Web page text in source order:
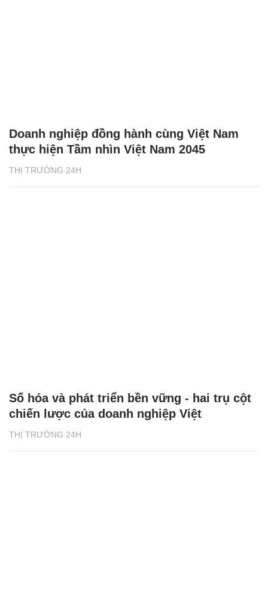
THỊ TRƯỜNG 24H
Doanh nghiệp đồng hành cùng Việt Nam
thực hiện Tầm nhìn Việt Nam 2045
THỊ TRƯỜNG 24H
Số hóa và phát triển bền vững - hai trụ cột
chiến lược của doanh nghiệp Việt